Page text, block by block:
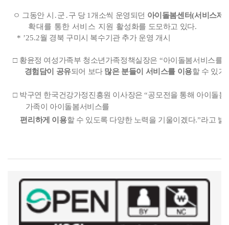
ㅇ 그동안 시 ․군 ․구 당 1 개소씩 운영되던 아이돌봄센터(서비스제
확대를 통한 서비스 지원 활성화를 도모하고 있다.
* ’25.2월 경북 구미시 복수기관 추가 운영 개시
□ 황윤정 여성가족부 청소년가족정책실장은 “아이돌봄서비스를
경험담이 공유되어 보다 많은 분들이 서비스를 이용할 수 있기
□ 박구연 한국건강가정진흥원 이사장은“공모전을 통해 아이돌
가족이 아이돌봄서비스를
편리하게 이용할 수 있도록 다양한 노력을 기울이겠다.”라고 밝